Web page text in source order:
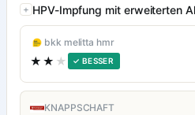
HPV-Impfung mit erweiterten
bkk melitta hmr
★★ ★ ✓ BESSER
KNAPPSCHAFT